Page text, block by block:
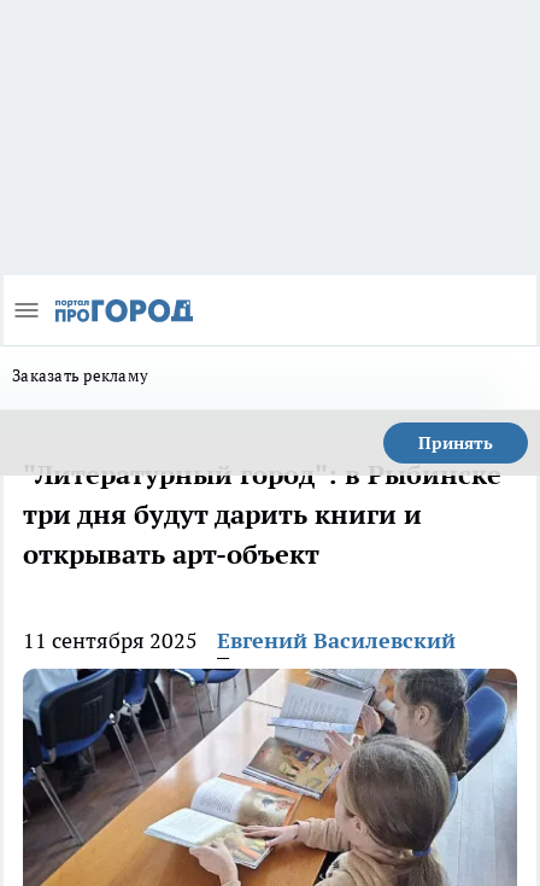
Заказать рекламу
Принять
"Литературный город": в Рыбинске
три дня будут дарить книги и
открывать арт-объект
11 сентября 2025 Евгений Василевский